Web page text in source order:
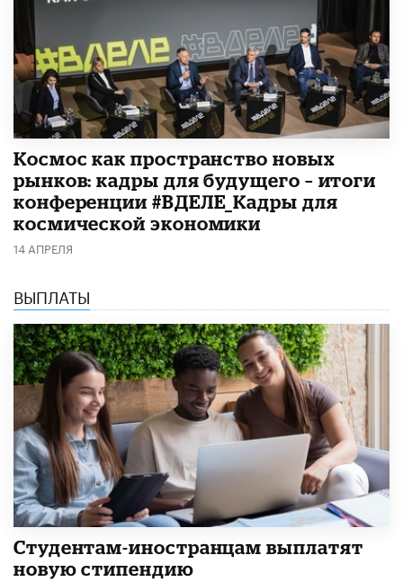
Космос как пространство новых
рынков: кадры для будущего – итоги
конференции #ВДЕЛЕ_Кадры для
космической экономики
14 АПРЕЛЯ
ВЫПЛАТЫ
Студентам-иностранцам выплатят
новую стипендию